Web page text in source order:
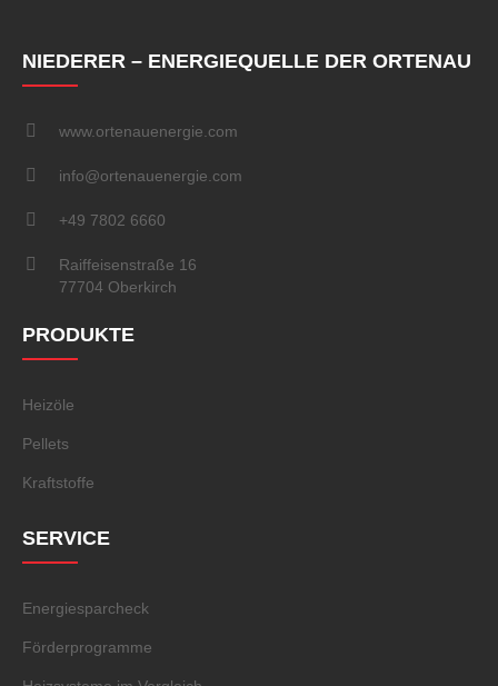
NIEDERER – ENERGIEQUELLE DER ORTENAU
www.ortenauenergie.com
info@ortenauenergie.com
+49 7802 6660
Raiffeisenstraße 16
77704 Oberkirch
PRODUKTE
Heizöle
Pellets
Kraftstoffe
SERVICE
Energiesparcheck
Förderprogramme